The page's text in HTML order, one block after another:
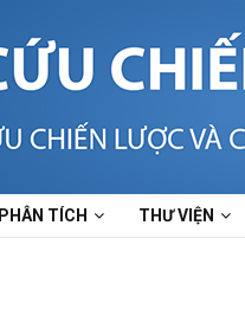
PHÂN TÍCH THƯ VIỆN